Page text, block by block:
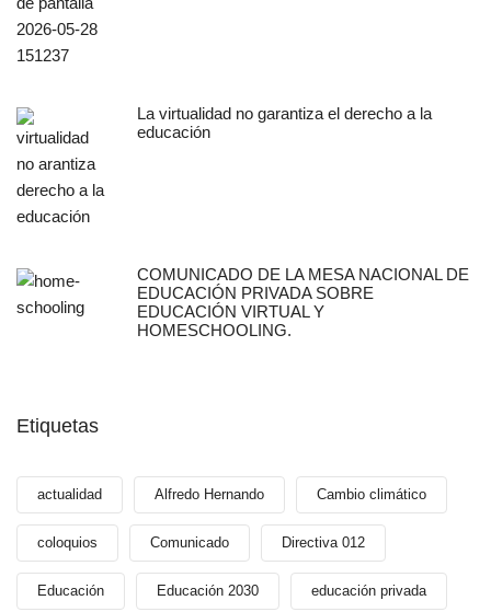
La virtualidad no garantiza el derecho a la
educación
COMUNICADO DE LA MESA NACIONAL DE
EDUCACIÓN PRIVADA SOBRE
EDUCACIÓN VIRTUAL Y
HOMESCHOOLING.
Etiquetas
actualidad Alfredo Hernando Cambio climático
coloquios Comunicado Directiva 012
Educación Educación 2030 educación privada